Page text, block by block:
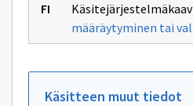
määräytyminen tai
Käsitteen muut tiedot